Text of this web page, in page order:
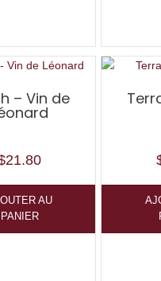
– Vin de
21.80
AU
PANIER